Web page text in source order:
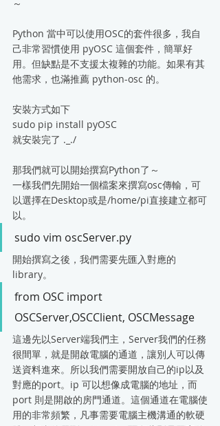
～
Python 當中可以使用OSC的套件很多，我自
己非常習慣使用 pyOSC 這個套件，簡單好
用。但缺點是不支援太複雜的功能。如果有其
他需求，也滿推薦 python-osc 的。
安裝方式如下
sudo pip install pyOSC
就安裝完了 ._./
那我們就可以開始撰寫Python了～
一樣我們先開始一個檔案來撰寫osc傳輸，可
以選擇在Desktop或是/home/pi直接建立都可
以。
sudo vim oscServer.py
開始撰寫之後，我們需要先匯入對應的
library。
from OSC import
OSCServer,OSCClient, OSCMessage
這邊先以Server端我們主，Server我們的任務
很間單，就是開啟電腦的通道，讓別人可以傳
送資料進來。所以我們需要開放自己的ip以及
對應的port。ip 可以想像成電腦的地址，而
port 則是開啟的房門通道。這個通道在電腦使
用的非常頻繁，凡事需要電腦主機溝通的軟硬